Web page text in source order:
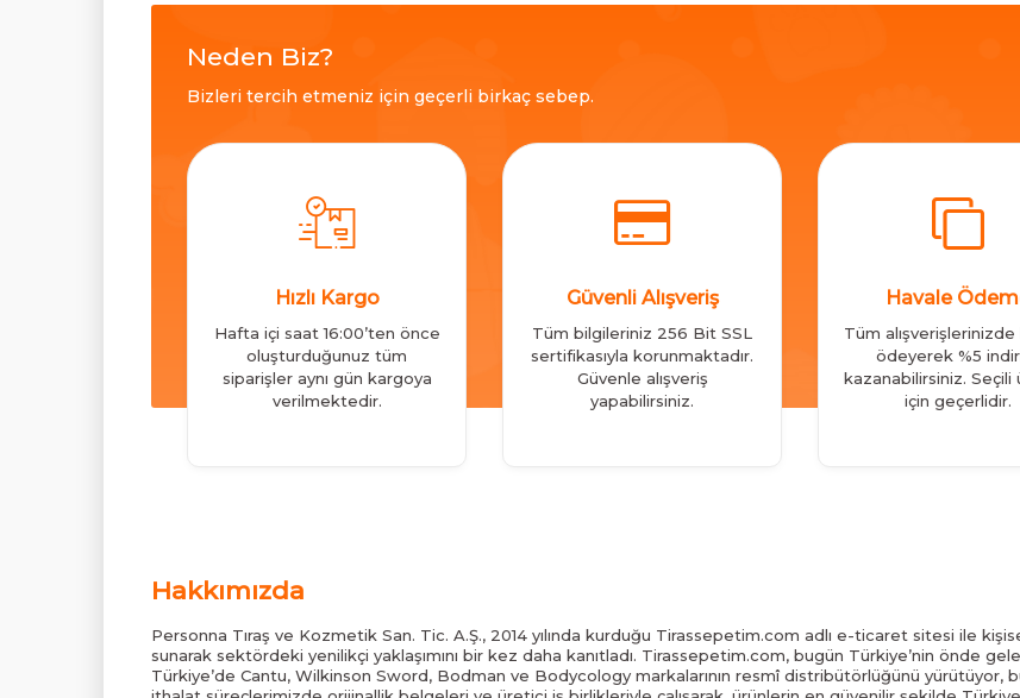
Neden Biz?
Bizleri tercih etmeniz için geçerli birkaç sebep.
Hızlı Kargo
Hafta içi saat 16:00’ten önce
oluşturduğunuz tüm
siparişler aynı gün kargoya
verilmektedir.
Güvenli Alışveriş
Tüm bilgileriniz 256 Bit SSL
sertifikasıyla korunmaktadır.
Güvenle alışveriş
yapabilirsiniz.
Havale
Tüm alışverişlerinizde
ödeyerek %5
kazanabilirsiniz. Seçili
için geçerlidir.
Hakkımızda
Personna Tıraş ve Kozmetik San. Tic. A.Ş., 2014 yılında kurduğu Tirassepetim.com adlı e-ticaret sitesi ile
sunarak sektördeki yenilikçi yaklaşımını bir kez daha kanıtladı. Tirassepetim.com, bugün Türkiye’nin önde
Türkiye’de Cantu, Wilkinson Sword, Bodman ve Bodycology markalarının resmî distribütörlüğünü yürütüyor,